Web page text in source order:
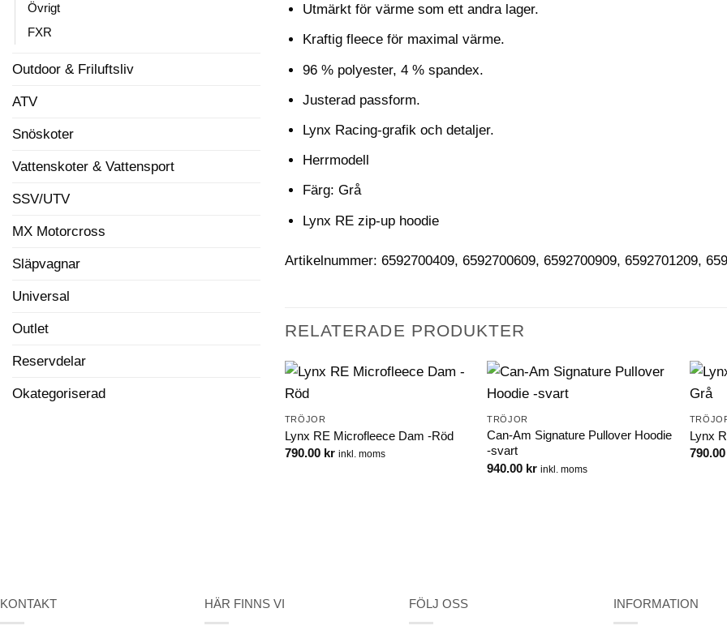
Övrigt
FXR
Outdoor & Friluftsliv
ATV
Snöskoter
Vattenskoter & Vattensport
SSV/UTV
MX Motorcross
Släpvagnar
Universal
Outlet
Reservdelar
Okategoriserad
Utmärkt för värme som ett andra lager.
Kraftig fleece för maximal värme.
96 % polyester, 4 % spandex.
Justerad passform.
Lynx Racing-grafik och detaljer.
Herrmodell
Färg: Grå
Lynx RE zip-up hoodie
Artikelnummer: 6592700409, 6592700609, 6592700909, 6592701209,
RELATERADE PRODUKTER
TRÖJOR
Lynx RE Microfleece Dam -Röd
790.00 kr inkl. moms
TRÖJOR
Can-Am Signature Pullover Hoodie
-svart
940.00 kr inkl. moms
Lynx
790.00
KONTAKT HÄR FINNS VI FÖLJ OSS INFORMATION